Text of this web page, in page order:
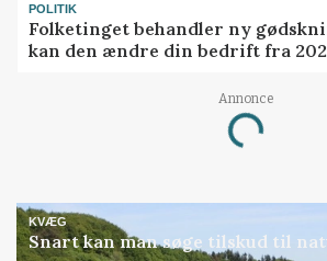
POLITIK
Folketinget behandler ny
kan den ændre din bedrift fra
Annonce
Loading...
KVÆG
Snart kan man søge tilskud til